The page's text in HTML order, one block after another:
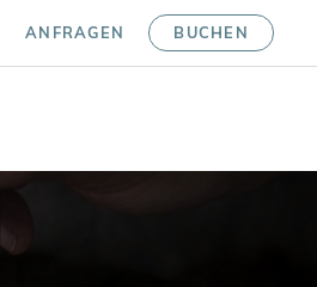
ANFRAGEN BUCHEN